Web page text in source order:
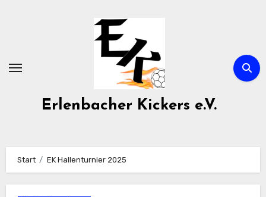
Erlenbacher Kickers e.V.
Start EK Hallenturnier 2025